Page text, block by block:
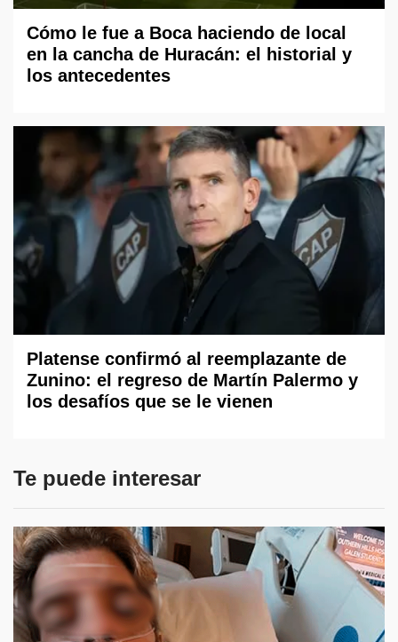
Cómo le fue a Boca haciendo de local
en la cancha de Huracán: el historial y
los antecedentes
Platense confirmó al reemplazante de
Zunino: el regreso de Martín Palermo y
los desafíos que se le vienen
Te puede interesar